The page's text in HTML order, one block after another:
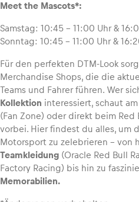
Meet the Mascots*:
Samstag: 10:45 – 11:00 Uhr &
Sonntag: 10:45 – 11:00 Uhr &
Für den perfekten DTM-Look
Merchandise Shops, die die
Teams und Fahrer führen. Wer
Kollektion interessiert, schaut
(Fan Zone) oder direkt beim Red
vorbei. Hier findest du alles, um
Motorsport zu zelebrieren – von
Teamkleidung (Oracle Red Bull
Factory Racing) bis hin zu
Memorabilien.